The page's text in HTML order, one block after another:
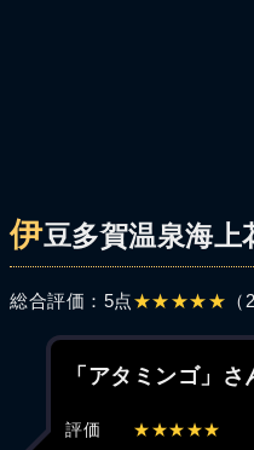
伊豆多賀温泉海上
総合評価：5点★★★★★ （
「アタミンゴ」
評価
★★★★★